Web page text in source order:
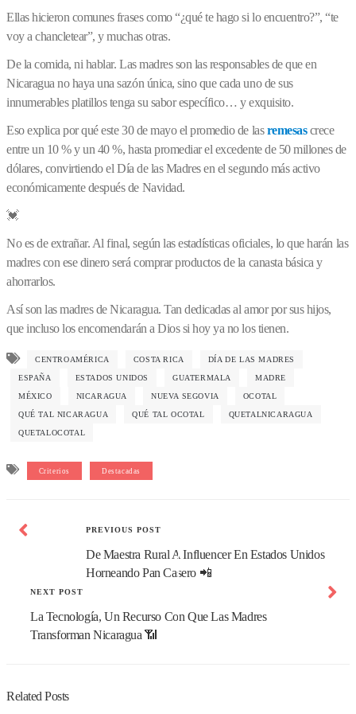
Ellas hicieron comunes frases como “¿qué te hago si lo encuentro?”, “te
voy a chancletear”, y muchas otras.
De la comida, ni hablar. Las madres son las responsables de que en
Nicaragua no haya una sazón única, sino que cada uno de sus
innumerables platillos tenga su sabor específico… y exquisito.
Eso explica por qué este 30 de mayo el promedio de lasremesascrece
entre un 10 % y un 40 %, hasta promediar el excedente de 50 millones de
dólares, convirtiendo el Día de las Madres en el segundo más activo
económicamente después de Navidad.
💓
No es de extrañar. Al final, según las estadísticas oficiales, lo que harán las
madres con ese dinero será comprar productos de la canasta básica y
ahorrarlos.
Así son las madres de Nicaragua. Tan dedicadas al amor por sus hijos,
que incluso los encomendarán a Dios si hoy ya no los tienen.
CENTROAMÉRICA COSTA RICA DÍA DE LAS MADRES
ESPAÑA ESTADOS UNIDOS GUATERMALA MADRE
MÉXICO NICARAGUA NUEVA SEGOVIA OCOTAL
QUÉ TAL NICARAGUA QUÉ TAL OCOTAL QUETALNICARAGUA
QUETALOCOTAL
Criterios Destacadas
PREVIOUS POST
De Maestra Rural A Influencer En Estados Unidos
Horneando Pan Casero 📲
NEXT POST
La Tecnología, Un Recurso Con Que Las Madres
Transforman Nicaragua 📶
Related Posts